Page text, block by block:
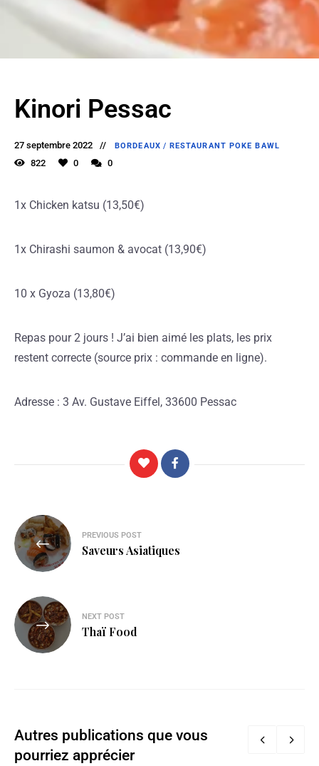
Kinori Pessac
27 septembre 2022 BORDEAUX / RESTAURANT POKE BAWL
822 0 0
1x Chicken katsu (13,50€)
1x Chirashi saumon & avocat (13,90€)
10 x Gyoza (13,80€)
Repas pour 2 jours ! J’ai bien aimé les plats, les prix
restent correcte (source prix : commande en ligne).
Adresse : 3 Av. Gustave Eiffel, 33600 Pessac
PREVIOUS POST
Saveurs Asiatiques
NEXT POST
Thaï Food
Autres publications que vous
pourriez apprécier